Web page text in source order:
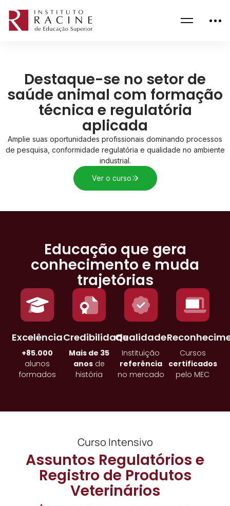
Destaque-se no setor de
saúde animal com formação
técnica e regulatória
aplicada
Amplie suas oportunidades profissionais dominando processos
de pesquisa, conformidade regulatória e qualidade no ambiente
industrial.
Ver o curso
Educação que gera
conhecimento e muda
trajetórias
Excelência
+85.000
alunos
formados
Credibilidade
Mais de 35
anos de
história
Qualidade
Instituição
referência
no mercado
Cursos
certificados
pelo MEC
Curso Intensivo
Assuntos Regulatórios e
Registro de Produtos
Veterinários